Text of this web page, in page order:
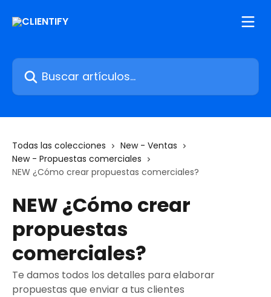
Buscar artículos...
Todas las colecciones
New - Ventas
New - Propuestas comerciales
NEW ¿Cómo crear propuestas comerciales?
NEW ¿Cómo crear
propuestas
comerciales?
Te damos todos los detalles para elaborar
propuestas que enviar a tus clientes